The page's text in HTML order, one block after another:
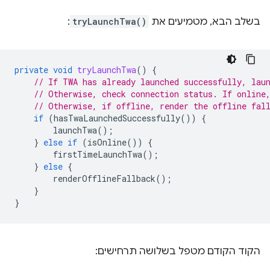
בשלב הבא, מטמיעים את tryLaunchTwa()
:
private void tryLaunchTwa()
{
// If TWA has already launched successfully,
// Otherwise, check connection status. If
// Otherwise, if offline, render the offline
if (hasTwaLaunchedSuccessfully())
{
launchTwa();
} else if (isOnline())
{
firstTimeLaunchTwa();
} else {
renderOfflineFallback();
}
}
הקוד הקודם מטפל בשלושה תרחישים: